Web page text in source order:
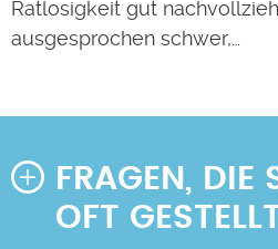
Ratlosigkeit gut
ausgesprochen schwer,…
FRAGEN, DIE
OFT